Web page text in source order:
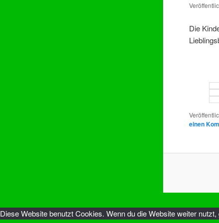
Die
einen
Diese Website benutzt Cookies. Wenn du die Website weiter